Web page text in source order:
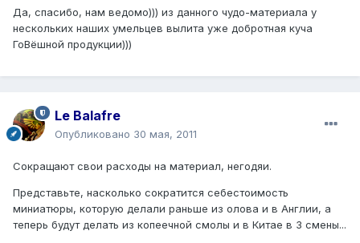
Да, спасибо, нам ведомо))) из данного чудо-материала у
нескольких наших умельцев вылита уже добротная куча
ГоВёшной продукции)))
Le Balafre
Опубликовано 30 мая, 2011
Сокращают свои расходы на материал, негодяи.
Представьте, насколько сократится себестоимость
миниатюры, которую делали раньше из олова и в Англии, а
теперь будут делать из копеечной смолы и в Китае в 3 смены...